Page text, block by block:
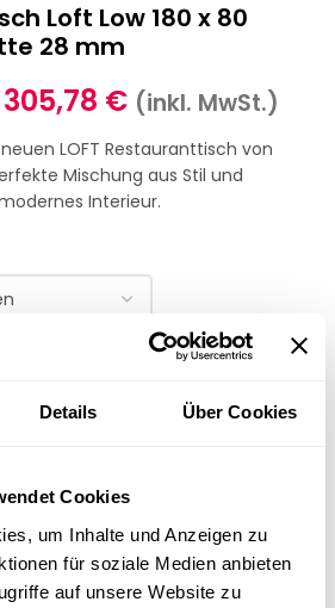
Details Über Cookies
Cookies
um Inhalte und Anzeigen zu
für soziale Medien anbieten
auf unsere Website zu
Loft Low 180 x 80
28 mm
305,78 € (inkl. MwSt.)
LOFT Restauranttisch von
Mischung aus Stil und
Interieur.
IN DEN WARENKORB
B2B-Angebot
anfordern